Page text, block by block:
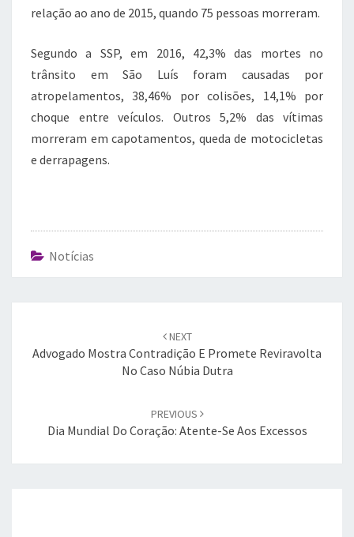
relação ao ano de 2015, quando 75 pessoas morreram.
Segundo a SSP, em 2016, 42,3% das mortes no
trânsito em São Luís foram causadas por
atropelamentos, 38,46% por colisões, 14,1% por
choque entre veículos. Outros 5,2% das vítimas
morreram em capotamentos, queda de motocicletas
e derrapagens.
Notícias
NEXT
Advogado Mostra Contradição E Promete Reviravolta
No Caso Núbia Dutra
PREVIOUS
Dia Mundial Do Coração: Atente-Se Aos Excessos